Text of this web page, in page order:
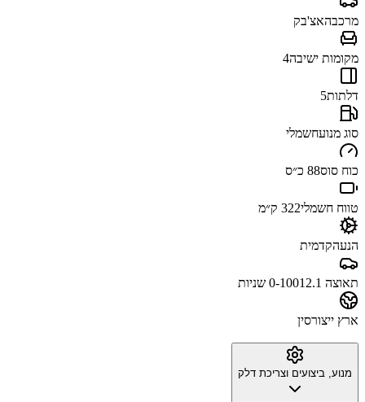
מרכבהאצ'בק
מקומות ישיבה4
דלתות5
סוג מנועחשמלי
כוח סוס88 כ״ס
טווח חשמלי322 ק״מ
הנעהקדמית
תאוצה 0-100 12.1 שניות
ארץ ייצורסין
מנוע, ביצועים וצריכת דלק